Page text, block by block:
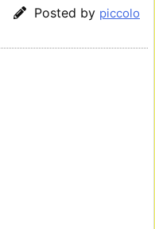
Posted by piccolo